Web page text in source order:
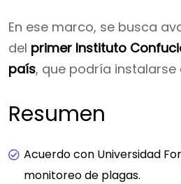
En ese marco, se busca
del primer Instituto
país, que podría instalarse
Resumen
Acuerdo con Universidad
monitoreo de plagas.